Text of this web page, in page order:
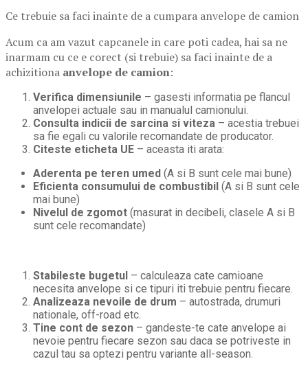
Ce trebuie sa faci inainte de a cumpara anvelope de camion
Acum ca am vazut capcanele in care poti cadea, hai sa ne
inarmam cu ce e corect (si trebuie) sa faci inainte de a
achizitiona anvelope de camion:
Verifica dimensiunile – gasesti informatia pe flancul
anvelopei actuale sau in manualul camionului.
Consulta indicii de sarcina si viteza – acestia trebuei
sa fie egali cu valorile recomandate de producator.
Citeste eticheta UE – aceasta iti arata:
Aderenta pe teren umed (A si B sunt cele mai bune)
Eficienta consumului de combustibil (A si B sunt cele
mai bune)
Nivelul de zgomot (masurat in decibeli, clasele A si B
sunt cele recomandate)
Stabileste bugetul – calculeaza cate camioane
necesita anvelope si ce tipuri iti trebuie pentru fiecare.
Analizeaza nevoile de drum – autostrada, drumuri
nationale, off-road etc.
Tine cont de sezon – gandeste-te cate anvelope ai
nevoie pentru fiecare sezon sau daca se potriveste in
cazul tau sa optezi pentru variante all-season.